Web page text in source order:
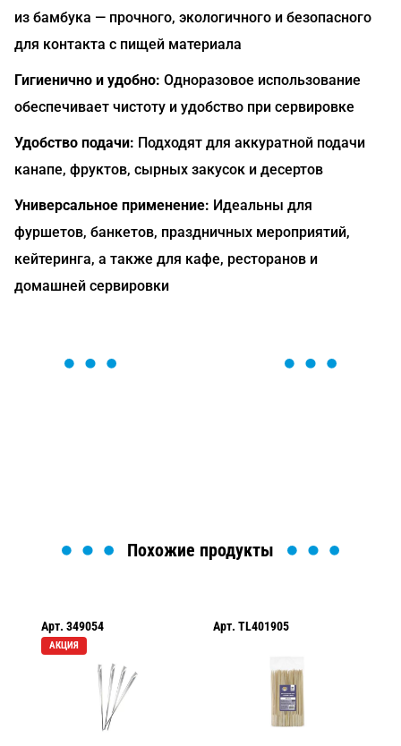
из бамбука — прочного, экологичного и безопасного
для контакта с пищей материала
Гигиенично и удобно: Одноразовое использование
обеспечивает чистоту и удобство при сервировке
Удобство подачи: Подходят для аккуратной подачи
канапе, фруктов, сырных закусок и десертов
Универсальное применение: Идеальны для
фуршетов, банкетов, праздничных мероприятий,
кейтеринга, а также для кафе, ресторанов и
домашней сервировки
Похожие продукты
Арт. 349054
АКЦИЯ
Арт. TL401905